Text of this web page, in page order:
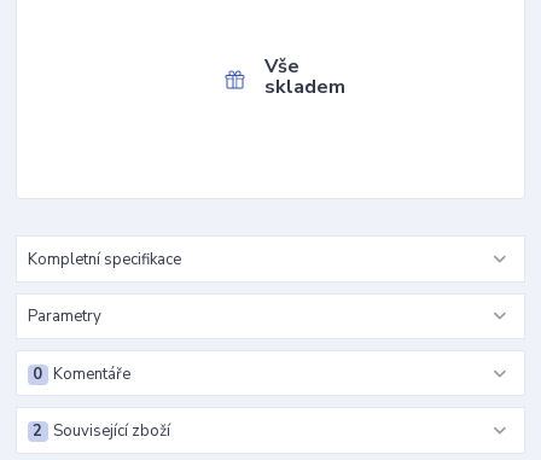
Vše
skladem
Kompletní specifikace
Parametry
Komentáře
0
Související zboží
2